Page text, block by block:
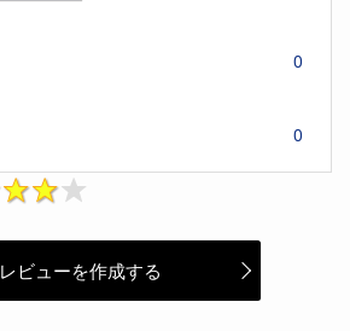
0
0
レビューを作成する